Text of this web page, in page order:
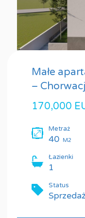
Małe
–
170,000
Metraż
40 M2
Łazienki
1
Status